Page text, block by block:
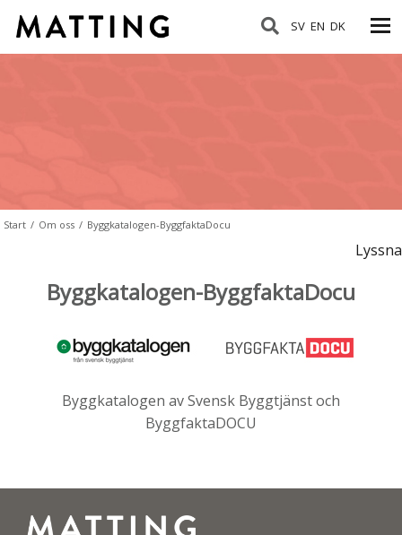
SV EN DK
Start / Om oss / Byggkatalogen-ByggfaktaDocu
Lyssna
Byggkatalogen-ByggfaktaDocu
Byggkatalogen av Svensk Byggtjänst och
ByggfaktaDOCU